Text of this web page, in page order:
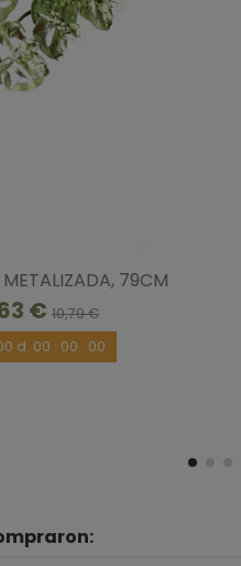
79CM
€ 10,79 €
d. 00 : 00 : 00